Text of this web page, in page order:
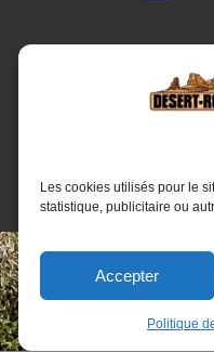
Les cookies utilisés pour le
statistique, publicitaire ou
Accepter
Politique